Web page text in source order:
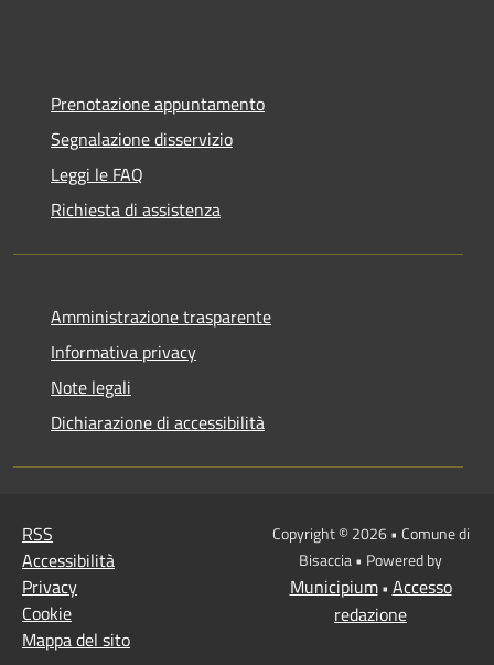
Prenotazione appuntamento
Segnalazione disservizio
Leggi le FAQ
Richiesta di assistenza
Amministrazione trasparente
Informativa privacy
Note legali
Dichiarazione di accessibilità
RSS
Accessibilità
Privacy
Cookie
Mappa del sito
Copyright © 2026 • Comune di
Bisaccia • Powered by
Municipium• Accesso
redazione